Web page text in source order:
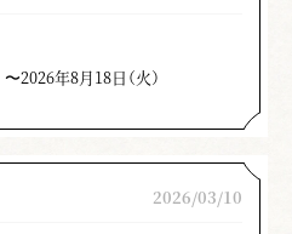
2026年8月18日（火）
2026/03/10